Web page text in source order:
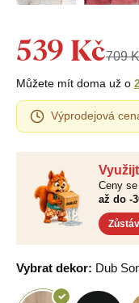
Ceny
až do -
Vybrat dekor: Dub
539 Kč709
Můžete mít doma už o
Výprodejová